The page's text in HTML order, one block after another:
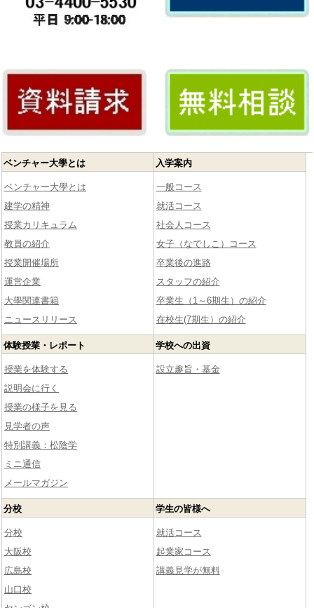
ベンチャー大學とは
ベンチャー大學とは
建学の精神
授業カリキュラム
教員の紹介
授業開催場所
運営企業
大學関連書籍
ニュースリリース
入学案内
一般コース
就活コース
社会人コース
女子（なでしこ）コース
卒業後の進路
スタッフの紹介
卒業生（1～6期生）の紹介
在校生(7期生）の紹介
体験授業・レポート
授業を体験する
説明会に行く
授業の様子を見る
見学者の声
特別講義：松陰学
ミニ通信
メールマガジン
学校への出資
設立趣旨・基金
分校
分校
大阪校
広島校
山口校
学生の皆様へ
就活コース
起業家コース
講義見学が無料